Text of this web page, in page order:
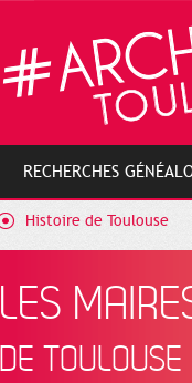
RECHERCHES
Histoire de Toulouse
LES
DE TOULOUSE
les cookies